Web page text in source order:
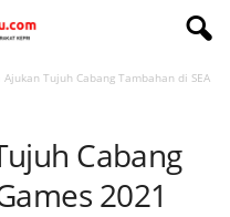
Tujuh Cabang Tambahan di SEA
Cabang
2021